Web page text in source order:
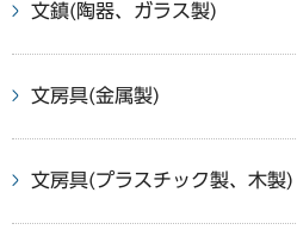
文鎮(陶器、ガラス製)
文房具(金属製)
文房具(プラスチック製、木製)